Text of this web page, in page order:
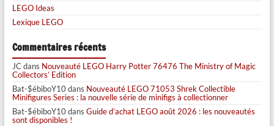
LEGO Ideas
Lexique LEGO
Commentaires récents
JCdans Nouveauté LEGO Harry Potter 76476 The Ministry of Magic
Collectors’ Edition
Bat-$ébiboY10dans Nouveauté LEGO 71053 Shrek Collectible
Minifigures Series : la nouvelle série de minifigs à collectionner
Bat-$ébiboY10dans Guide d’achat LEGO août 2026 : les nouveautés
sont disponibles !